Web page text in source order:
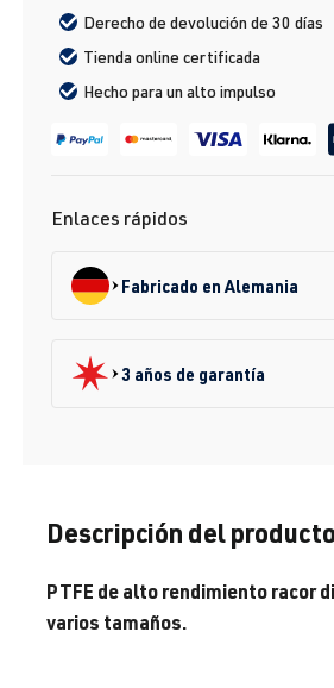
Derecho de devolución de 30 días
Tienda online certificada
Hecho para un alto impulso
Enlaces rápidos
Fabricado en Alemania
3 años de garantía
Descripción del producto
PTFE de alto rendimiento racor
varios tamaños.